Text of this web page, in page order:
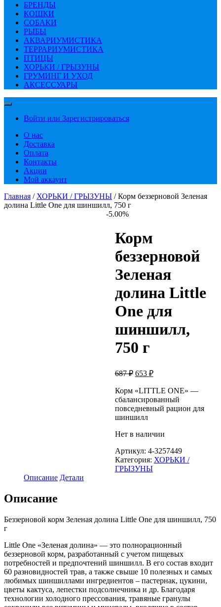
БРЕНДЫ
КОШКИ
СОБАКИ
РЫБЫ
АКВАРИУМИСТИКА
ТЕРРАРИУМИСТИКА
ПТИЦЫ
ХОРЬКИ / ГРЫЗУНЫ
ГРУМИНГ И УХОД
АКСЕССУАРЫ
Войти или Зарегистрироваться
О нас
Доставка
Оплата
Контакты
Акции
Мой аккаунт
Главная / ХОРЬКИ / ГРЫЗУНЫ / Корм беззерновой Зеленая
долина Little One для шиншилл, 750 г
-5.00%
Корм
беззерновой
Зеленая
долина Little
One для
шиншилл,
750 г
687₽ Первоначальная
составляла
687 ₽.
653 ₽Текущая
653 ₽.
Корм «LITTLE ONE» —
сбалансированный
повседневный рацион для
шиншилл
Нет в наличии
Артикул: 4-3257449
Категория: ХОРЬКИ /
ГРЫЗУНЫ
Описание Детали
Описание
Беззерновой корм Зеленая долина Little One для шиншилл, 750
г
Little One «Зеленая долина» — это полнорационный
беззерновой корм, разработанный с учетом пищевых
потребностей и предпочтений шиншилл. В его состав входит
60 разновидностей трав, а также свыше 10 полезных и самых
любимых шиншиллами ингредиентов – пастернак, цукини,
цветы кактуса, лепестки подсолнечника и др. Благодаря
технологии холодного прессования, травяные гранулы